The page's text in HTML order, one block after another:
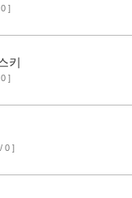
]
키
]
0 ]